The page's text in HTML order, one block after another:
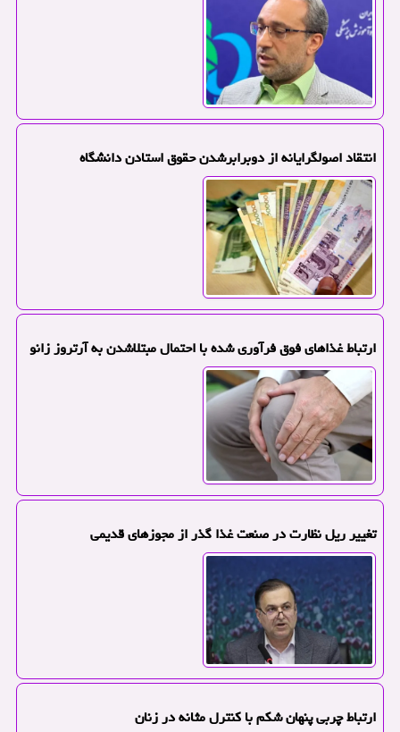
انتقاد اصولگرایانه از دوبرابرشدن حقوق استادن دانشگاه
ارتباط غذاهای فوق فرآوری شده با احتمال مبتلاشدن به آرتروز زانو
تغییر ریل نظارت در صنعت غذا گذر از مجوزهای قدیمی
ارتباط چربی پنهان شکم با کنترل مثانه در زنان